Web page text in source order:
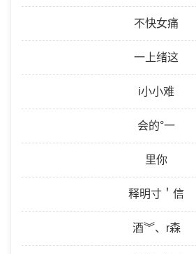
不快女痛
一上绪这
i小小难
会的°一
里你
释明寸＇信
酒︾、r森